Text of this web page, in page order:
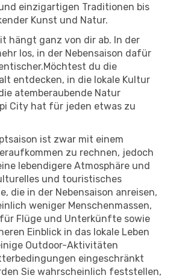
einzigartigen Traditionen bis
Kunst und Natur.
hängt ganz von dir ab. In der
los, in der Nebensaison dafür
du die
entdecken, in die lokale Kultur
atemberaubende Natur
City hat für jeden etwas zu
ist zwar mit einem
zu rechnen, jedoch
lebendigere Atmosphäre und
und touristisches
die in der Nebensaison anreisen,
weniger Menschenmassen,
Flüge und Unterkünfte sowie
Einblick in das lokale Leben
Outdoor-Aktivitäten
eingeschränkt
Sie wahrscheinlich feststellen,